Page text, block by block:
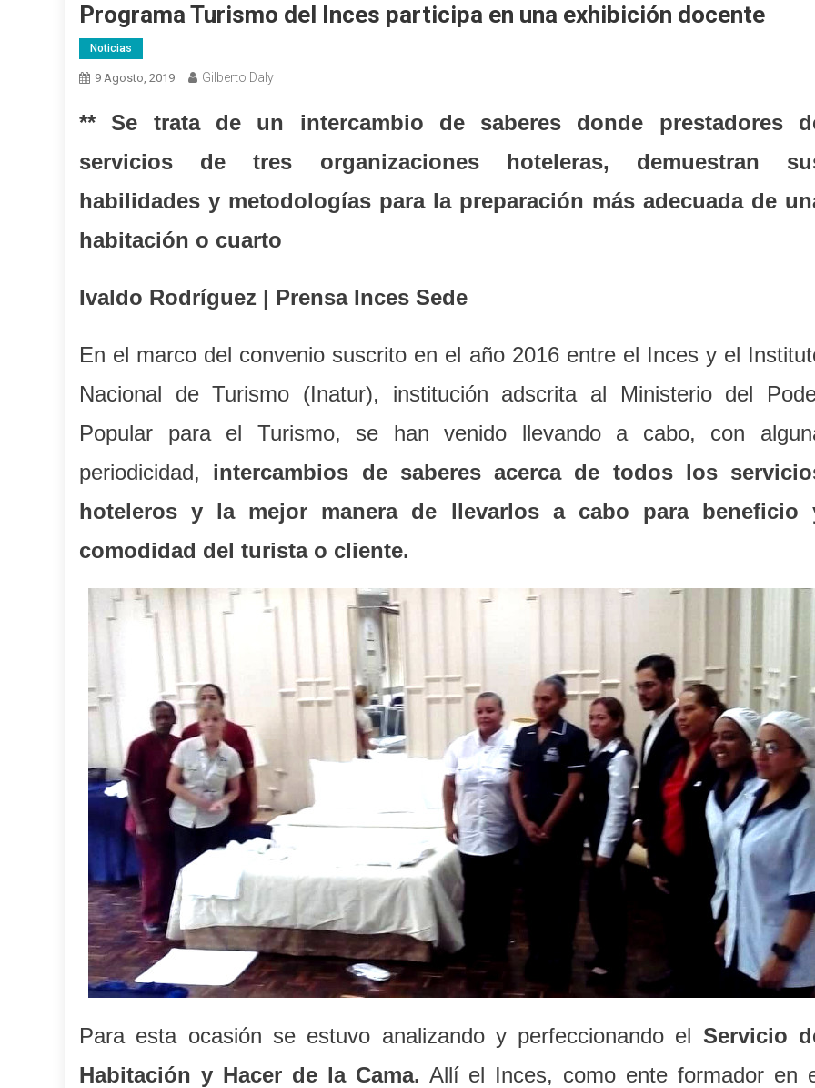
Programa Turismo del Inces participa en una exhibición docente
Noticias
9 Agosto, 2019 Gilberto Daly
** Se trata de un intercambio de saberes donde prestadores
servicios de tres organizaciones hoteleras, demuestran
habilidades y metodologías para la preparación más adecuada de
habitación o cuarto
Ivaldo Rodríguez | Prensa Inces Sede
En el marco del convenio suscrito en el año 2016 entre el Inces y el
Nacional de Turismo (Inatur), institución adscrita al Ministerio del
Popular para el Turismo, se han venido llevando a cabo, con
periodicidad, intercambios de saberes acerca de todos los
hoteleros y la mejor manera de llevarlos a cabo para beneficio
comodidad del turista o cliente.
Para esta ocasión se estuvo analizando y perfeccionando el Servicio
Habitación y Hacer de la Cama. Allí el Inces, como ente formador en